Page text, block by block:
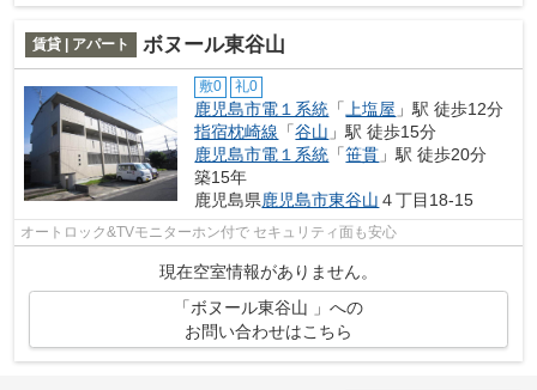
賃貸 | アパート ボヌール東谷山
敷0 礼0
鹿児島市電１系統 「 上塩屋 」駅 徒歩12分
指宿枕崎線 「谷山 」駅 徒歩15分
鹿児島市電１系統 「笹貫 」駅 徒歩20分
築15年
鹿児島県鹿児島市東谷山 ４丁目18-15
オートロック&TVモニターホン付で セキュリティ面も安心
現在空室情報がありません。
「ボヌール東谷山 」への
お問い合わせはこちら